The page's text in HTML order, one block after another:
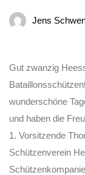
Jens
Gut zwanzig
wunderschöne
und haben die
1. Vorsitzende
Schützenverein